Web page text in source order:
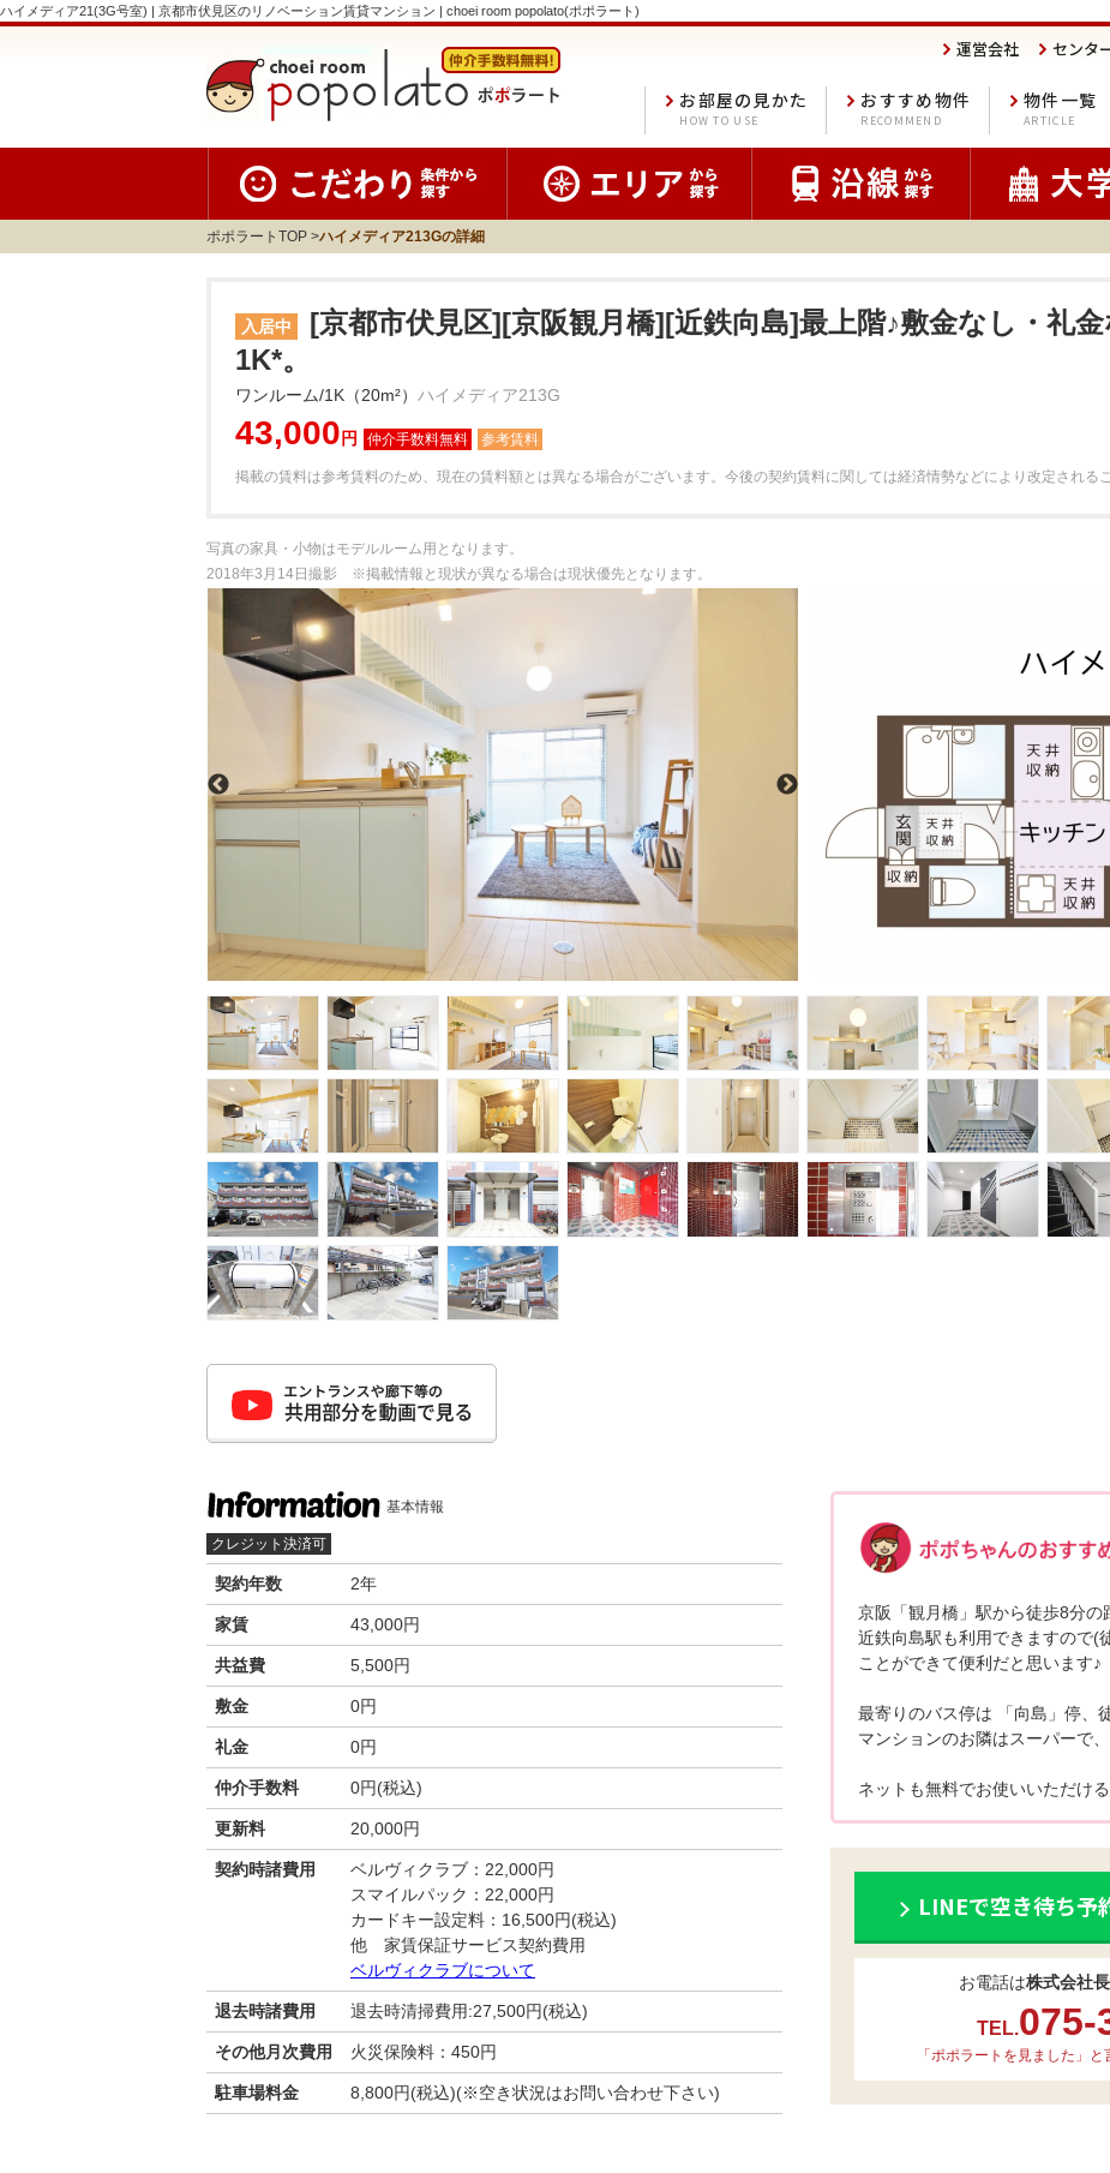
ハイメディア21(3G号室) | 京都市伏見区のリノベーション賃貸マンション | choei room popolato(ポポラート)
センタ
運営会社
物件一覧
ARTICLE
おすすめ物件
RECOMMEND
お部屋の見かた
HOW TO USE
ポポラートTOP ハイメディア213Gの詳細
入居中
[京都市伏見区][京阪観月橋][近鉄向島]最上階♪敷金なし・礼
1K*。
ワンルーム/1K（20m²） ハイメディア213G
43,000 円 参考賃料
掲載の賃料は参考賃料のため、現在の賃料額とは異なる場合がございます。 今後の契約賃料に関しては経済情勢などにより改定される
写真の家具・小物はモデルルーム用となります。
2018年3月14日撮影 ※掲載情報と現状が異なる場合は現状優先となります。
基本情報
クレジット決済可
契約年数 2年
家賃 43,000円
共益費 5,500円
敷金 0円
礼金 0円
仲介手数料 0円(税込)
更新料 20,000円
契約時諸費用
ベルヴィクラブ：22,000円
スマイルパック：22,000円
カードキー設定料：16,500円(税込)
他 家賃保証サービス契約費用
ベルヴィクラブについて
退去時諸費用 退去時清掃費用:27,500円(税込)
その他月次費用 火災保険料：450円
駐車場料金 8,800円(税込)(※空き状況はお問い合わせ下さい)
京阪「観月橋」駅から徒歩8分の
近鉄向島駅も利用できますので(
ことができて便利だと思います♪
最寄りのバス停は 「向島」停、
マンションのお隣はスーパーで
ネットも無料でお使いいただけ
LINEで空き待ち予
お電話は株式会社
TEL.075-
「ポポラートを見ました」